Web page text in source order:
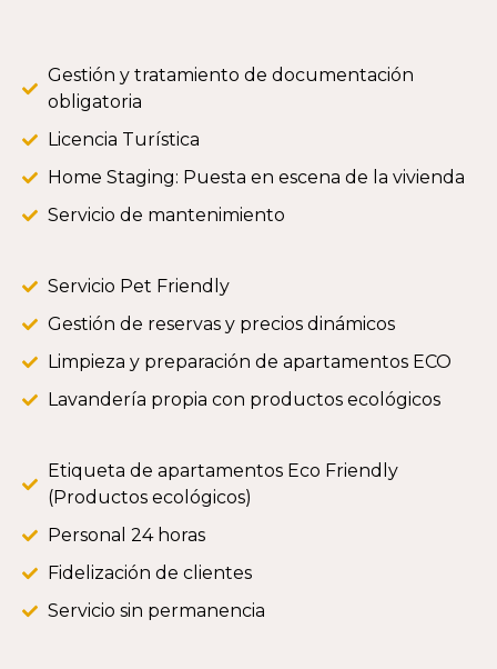
Gestión y tratamiento de documentación
obligatoria
Licencia Turística
Home Staging: Puesta en escena de la vivienda
Servicio de mantenimiento
Servicio Pet Friendly
Gestión de reservas y precios dinámicos
Limpieza y preparación de apartamentos ECO
Lavandería propia con productos ecológicos
Etiqueta de apartamentos Eco Friendly
(Productos ecológicos)
Personal 24 horas
Fidelización de clientes
Servicio sin permanencia